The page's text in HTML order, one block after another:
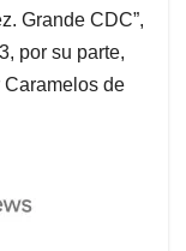
Grande CDC”,
por su parte,
Caramelos de